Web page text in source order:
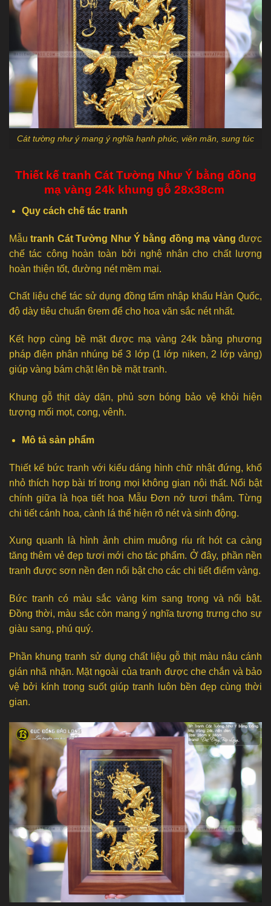
Cát tường như ý mang ý nghĩa hạnh phúc, viên mãn, sung túc
Thiết kế tranh Cát Tường Như Ý bằng đồng
mạ vàng 24k khung gỗ 28x38cm
Quy cách chế tác tranh
Mẫu tranh Cát Tường Như Ý bằng đồng mạ vàng được
chế tác công hoàn toàn bởi nghệ nhân cho chất lượng
hoàn thiện tốt, đường nét mềm mại.
Chất liệu chế tác sử dụng đồng tấm nhập khẩu Hàn Quốc,
độ dày tiêu chuẩn 6rem để cho hoa văn sắc nét nhất.
Kết hợp cùng bề mặt được mạ vàng 24k bằng phương
pháp điện phân nhúng bể 3 lớp (1 lớp niken, 2 lớp vàng)
giúp vàng bám chặt lên bề mặt tranh.
Khung gỗ thịt dày dặn, phủ sơn bóng bảo vệ khỏi hiện
tượng mối mọt, cong, vênh.
Mô tả sản phẩm
Thiết kế bức tranh với kiểu dáng hình chữ nhật đứng, khổ
nhỏ thích hợp bài trí trong mọi không gian nội thất. Nổi bật
chính giữa là họa tiết hoa Mẫu Đơn nở tươi thắm. Từng
chi tiết cánh hoa, cành lá thể hiện rõ nét và sinh động.
Xung quanh là hình ảnh chim muông ríu rít hót ca càng
tăng thêm vẻ đẹp tươi mới cho tác phẩm. Ở đây, phần nền
tranh được sơn nền đen nổi bật cho các chi tiết điểm vàng.
Bức tranh có màu sắc vàng kim sang trọng và nổi bật.
Đồng thời, màu sắc còn mang ý nghĩa tượng trưng cho sự
giàu sang, phú quý.
Phần khung tranh sử dụng chất liệu gỗ thịt màu nâu cánh
gián nhã nhặn. Mặt ngoài của tranh được che chắn và bảo
vệ bởi kính trong suốt giúp tranh luôn bền đẹp cùng thời
gian.